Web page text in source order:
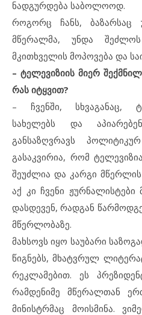
ნადგურდება საბოლოოდ.
როგორც ჩანს, ბაზარსაც
მწერალმა, უნდა
მკითხველის მოპოვება და
– ტელევიზიის მიერ
რას იტყვით?
– ჩვენში, სხვაგანაც,
სახელებს და
განსაზღვრავს
გასაკვირია, რომ
შეუძლია და კარგი მწერლის
აქ კი ჩვენი
დასდევენ, რადგან
მწერლობაზე.
მახსოვს იყო საუბარი
წიგნებს, მხატვრულ
რეკლამებით. ეს
რამდენიმე მწერალთან
მინისტრმაც მოისმინა.